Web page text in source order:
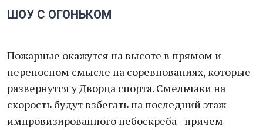
ШОУ С ОГОНЬКОМ
Пожарные окажутся на высоте в прямом и
переносном смысле на соревнованиях, которые
развернутся у Дворца спорта. Смельчаки на
скорость будут взбегать на последний этаж
импровизированного небоскреба - причем